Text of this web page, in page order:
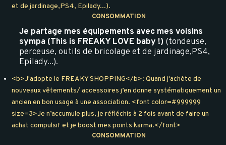
et de jardinage,PS4, Epilady...).
CONSOMMATION
Je partage mes équipements avec mes voisins
sympa (This is FREAKY LOVE baby !) (tondeuse,
perceuse, outils de bricolage et de jardinage,PS4,
Epilady...).
<b>J'adopte le FREAKY SHOPPING</b>: Quand j'achète de
nouveaux vêtements/ accessoires j’en donne systématiquement un
ancien en bon usage à une association. <font color=#999999
size=3>Je n’accumule plus, je réfléchis à 2 fois avant de faire un
achat compulsif et je boost mes points karma.</font>
CONSOMMATION